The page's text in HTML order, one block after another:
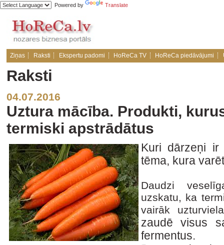
Powered by Translate
Ziņas Raksti Ekspertu padomi HoReCa TV HoReCa piedāvājumi
Raksti
04.07.2016
Uztura mācība. Produkti,
termiski apstrādātus
Kuri dārzeņi
tēma, kura
Daudzi
uzskatu, ka
vairāk
zaudē visus
fermentus.